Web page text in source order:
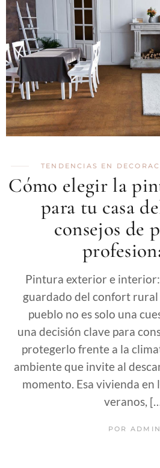
TENDENCIAS EN
Cómo elegir la
para tu casa
consejos de
Pintura exterior e
guardado del confort rural
pueblo no es solo una
una decisión clave para
protegerlo frente a la
ambiente que invite al
momento. Esa vivienda en
veranos,
POR ADMIN